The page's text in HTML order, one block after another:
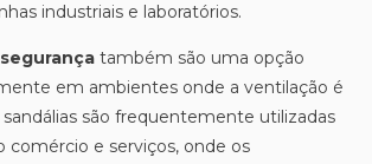
industriais e laboratórios.
também são uma opção
em ambientes onde a ventilação é
sandálias são frequentemente utilizadas
comércio e serviços, onde os